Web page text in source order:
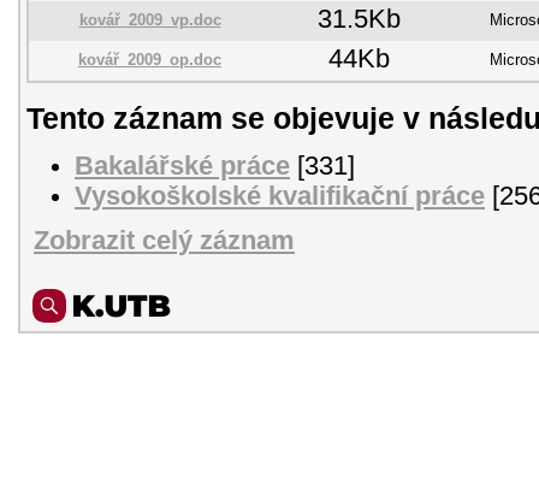
kovář_2009_vp.doc 31.5Kb
kovář_2009_op.doc 44Kb
Tento záznam se objevuje v
Bakalářské práce [331]
Vysokoškolské kvalifikační práce
Zobrazit celý záznam